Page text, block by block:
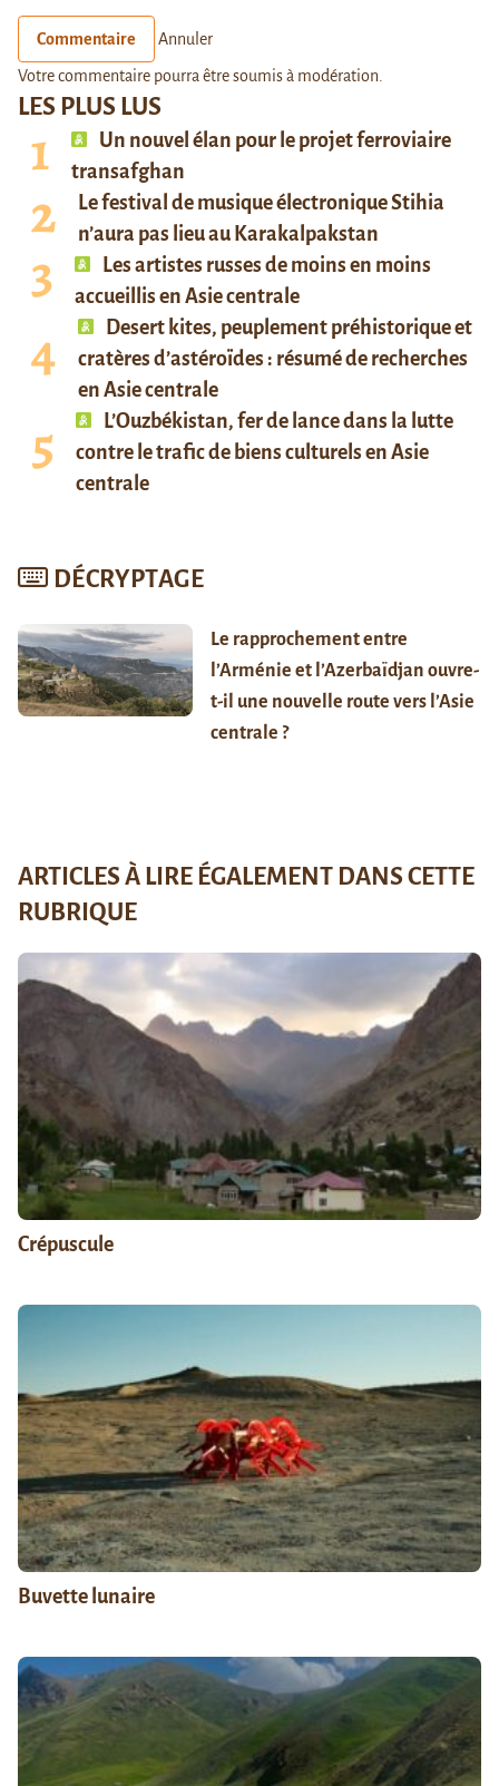
LES PLUS LUS
Un nouvel élan pour le projet ferroviaire
transafghan
Le festival de musique électronique Stihia
n’aura pas lieu au Karakalpakstan
Les artistes russes de moins en moins
accueillis en Asie centrale
Desert kites, peuplement préhistorique et
cratères d’astéroïdes : résumé de recherches
en Asie centrale
L’Ouzbékistan, fer de lance dans la lutte
contre le trafic de biens culturels en Asie
centrale
DÉCRYPTAGE
Le rapprochement entre
l’Arménie et l’Azerbaïdjan ouvre-
t-il une nouvelle route vers l’Asie
centrale ?
Commentaire Annuler
Votre commentaire pourra être soumis à modération.
ARTICLES À LIRE ÉGALEMENT DANS CETTE
RUBRIQUE
Crépuscule
Buvette lunaire